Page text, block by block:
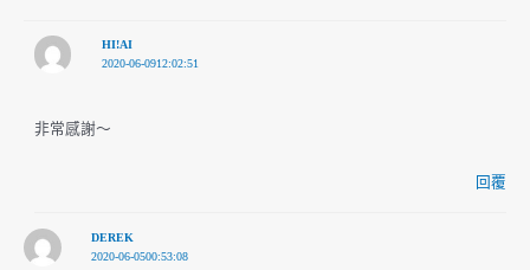
HI!AI
2020-06-0912:02:51
非常感謝～
回覆
DEREK
2020-06-0500:53:08